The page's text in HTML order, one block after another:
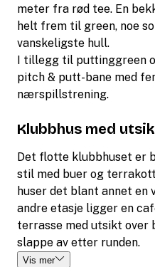
meter fra rød tee. En
helt frem til green, noe
vanskeligste hull.
I tillegg til puttinggreen
pitch & putt-bane med
nærspillstrening.
Klubbhus med
Det flotte klubbhuset er
stil med buer og
huser det blant annet
andre etasje ligger en
terrasse med utsikt over
slappe av etter runden.
Vis mer